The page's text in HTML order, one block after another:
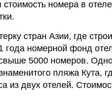
номера в
стран Азии, где
года номерной фонд
свыше 5000 номеров.
пляжа Кута,
из двух отелей.